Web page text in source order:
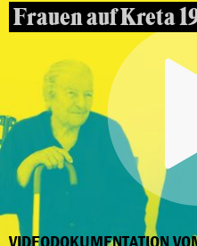
Frauen auf Kreta
VIDEODOKUMENTATION